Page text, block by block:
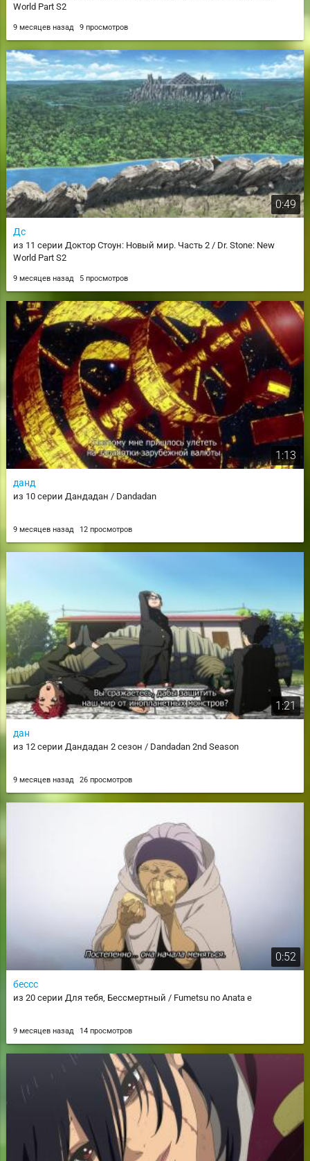
World Part S2
9 месяцев назад 9 просмотров
0:49
Дс
из 11 серии Доктор Стоун: Новый мир. Часть 2 / Dr. Stone: New
World Part S2
9 месяцев назад 5 просмотров
1:13
данд
из 10 серии Дандадан / Dandadan
9 месяцев назад 12 просмотров
1:21
дан
из 12 серии Дандадан 2 сезон / Dandadan 2nd Season
9 месяцев назад 26 просмотров
0:52
бессс
из 20 серии Для тебя, Бессмертный / Fumetsu no Anata e
9 месяцев назад 14 просмотров